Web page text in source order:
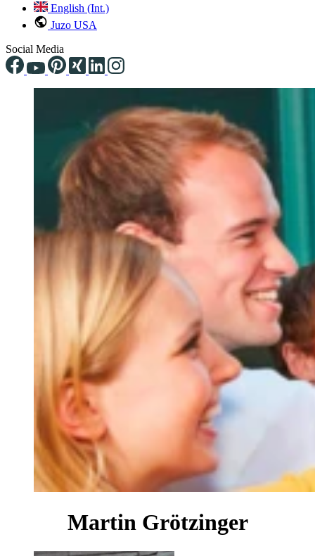
English (Int.)
Juzo USA
Social Media
Martin Grötzinger